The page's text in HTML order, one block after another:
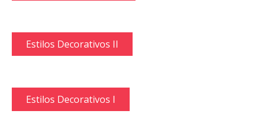
Estilos Decorativos II
Estilos Decorativos I